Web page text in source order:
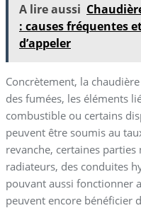
A lire aussi
: causes fréquentes
d’appeler
Concrètement, la
des fumées, les éléments
combustible ou certains
peuvent être soumis au
revanche, certaines
radiateurs, des conduites
pouvant aussi fonctionner
peuvent encore bénéficier